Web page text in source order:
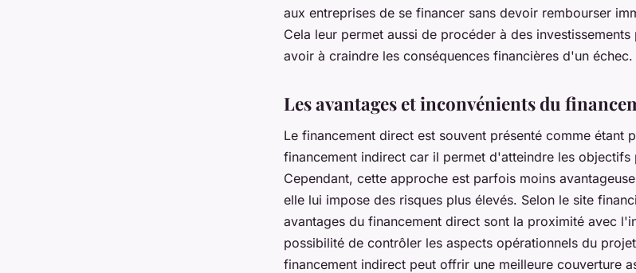
aux entreprises de se financer sans devoir rembourser
Cela leur permet aussi de procéder à des
avoir à craindre les conséquences financières d'un échec.
Les avantages et inconvénients du
Le financement direct est souvent présenté comme étant
financement indirect car il permet d'atteindre les objectifs
Cependant, cette approche est parfois moins
elle lui impose des risques plus élevés. Selon le site
avantages du financement direct sont la proximité avec
possibilité de contrôler les aspects opérationnels du
financement indirect peut offrir une meilleure couverture